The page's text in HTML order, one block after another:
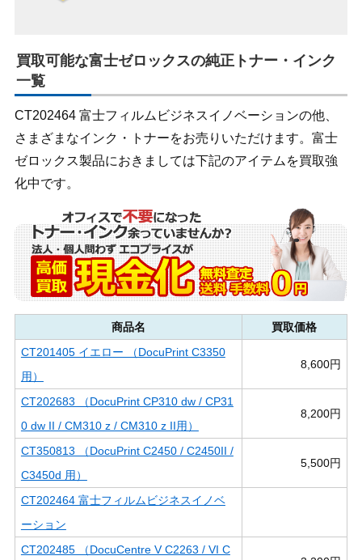
買取可能な富士ゼロックスの純正トナー・インク
一覧
CT202464 富士フィルムビジネスイノベーションの他、
さまざまなインク・トナーをお売りいただけます。富士
ゼロックス製品におきましては下記のアイテムを買取強
化中です。
商品名
買取価格
CT201405 イエロー （DocuPrint C3350
用）
8,600円
CT202683 （DocuPrint CP310 dw / CP31
0 dw II / CM310 z / CM310 z II用）
8,200円
CT350813 （DocuPrint C2450 / C2450II /
C3450d 用）
5,500円
CT202464 富士フィルムビジネスイノベ
ーション
CT202485 （DocuCentre V C2263 / VI C